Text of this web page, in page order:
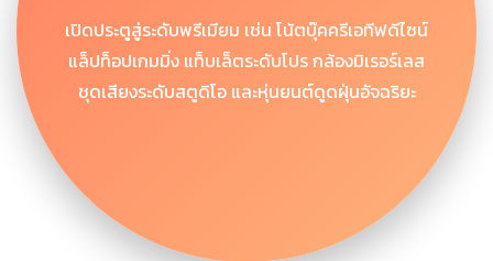
เปิดประตูสู่ระดับพรีเมียม เช่น โน้ตบุ๊คครีเอทีฟดีไซน์
แล็ปท็อปเกมมิ่ง แท็บเล็ตระดับโปร กล้องมิเรอร์เลส
ชุดเสียงระดับสตูดิโอ และหุ่นยนต์ดูดฝุ่นอัจฉริยะ